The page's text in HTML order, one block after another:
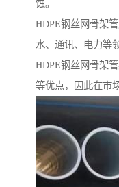
蚀。
HDPE钢丝网骨架
水、通讯、电力等
HDPE钢丝网骨架
等优点，因此在市